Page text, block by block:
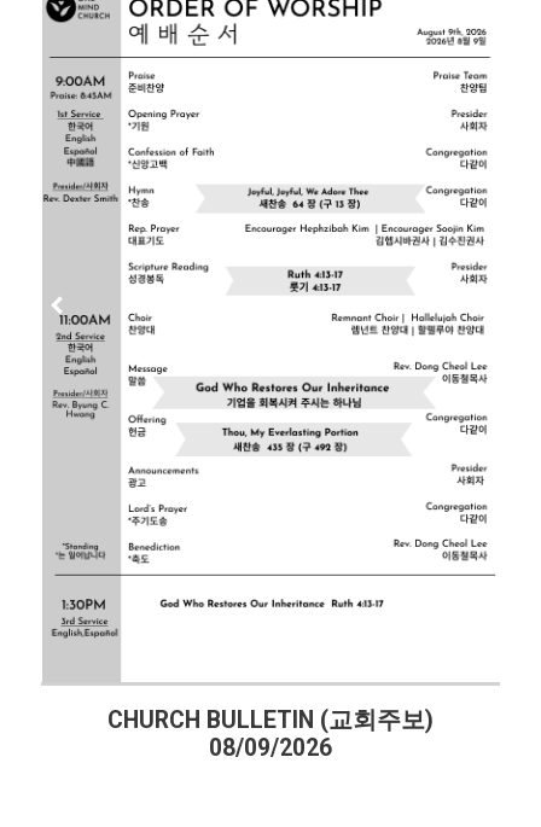
CHURCH BULLETIN (교회주보)
08/09/2026